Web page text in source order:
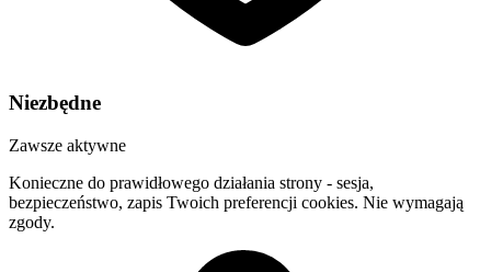
Niezbędne
Zawsze aktywne
Konieczne do prawidłowego działania strony - sesja,
bezpieczeństwo, zapis Twoich preferencji cookies. Nie wymagają
zgody.